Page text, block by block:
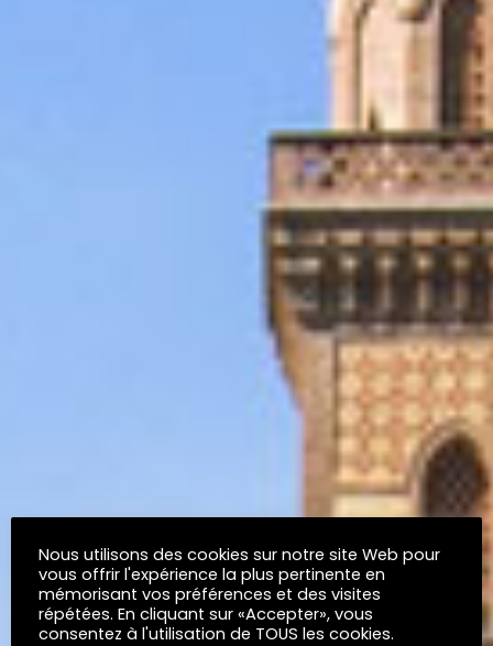
Nous utilisons des cookies sur notre site Web pour
vous offrir l'expérience la plus pertinente en
mémorisant vos préférences et des visites
répétées. En cliquant sur «Accepter», vous
consentez à l'utilisation de TOUS les cookies.